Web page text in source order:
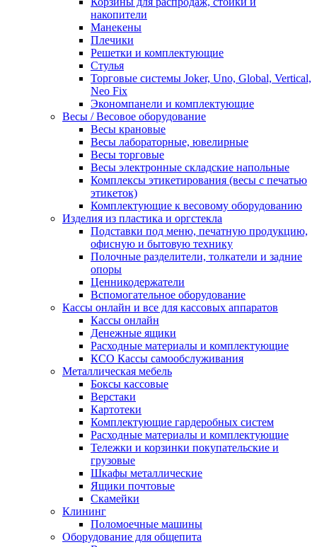
накопители
Манекены
Плечики
Решетки и комплектующие
Стулья
Торговые системы Joker, Uno, Global, Vertical,
Neo Fix
Экономпанели и комплектующие
Весы / Весовое оборудование
Весы крановые
Весы лабораторные, ювелирные
Весы торговые
Весы электронные складские напольные
Комплексы этикетирования (весы с печатью
этикеток)
Комплектующие к весовому оборудованию
Изделия из пластика и оргстекла
Подставки под меню, печатную продукцию,
офисную и бытовую технику
Полочные разделители, толкатели и задние
опоры
Ценникодержатели
Вспомогательное оборудование
Кассы онлайн и все для кассовых аппаратов
Кассы онлайн
Денежные ящики
Расходные материалы и комплектующие
КСО Кассы самообслуживания
Металлическая мебель
Боксы кассовые
Верстаки
Картотеки
Комплектующие гардеробных систем
Расходные материалы и комплектующие
Тележки и корзинки покупательские и
грузовые
Шкафы металлические
Ящики почтовые
Скамейки
Клининг
Поломоечные машины
Оборудование для общепита